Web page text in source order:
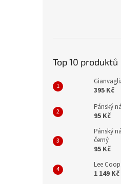
Top 10 produktů
395 Kč
Pánský
95 Kč
Pánský
černý
95 Kč
Lee
1 149 Kč